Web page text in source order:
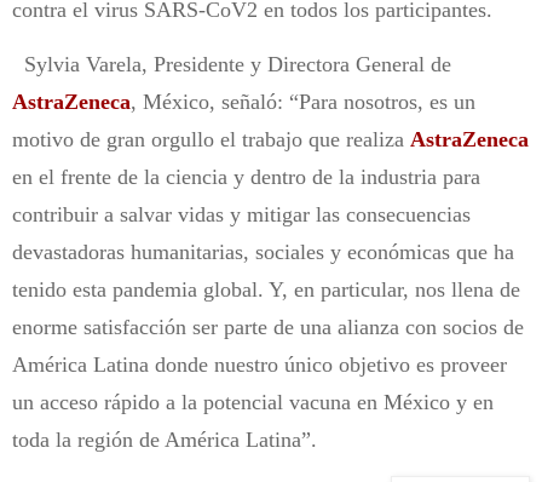
contra el virus SARS-CoV2 en todos los participantes.
Sylvia Varela, Presidente y Directora General de
AstraZeneca, México, señaló: “Para nosotros, es un
motivo de gran orgullo el trabajo que realiza AstraZeneca
en el frente de la ciencia y dentro de la industria para
contribuir a salvar vidas y mitigar las consecuencias
devastadoras humanitarias, sociales y económicas que ha
tenido esta pandemia global. Y, en particular, nos llena de
enorme satisfacción ser parte de una alianza con socios de
América Latina donde nuestro único objetivo es proveer
un acceso rápido a la potencial vacuna en México y en
toda la región de América Latina”.